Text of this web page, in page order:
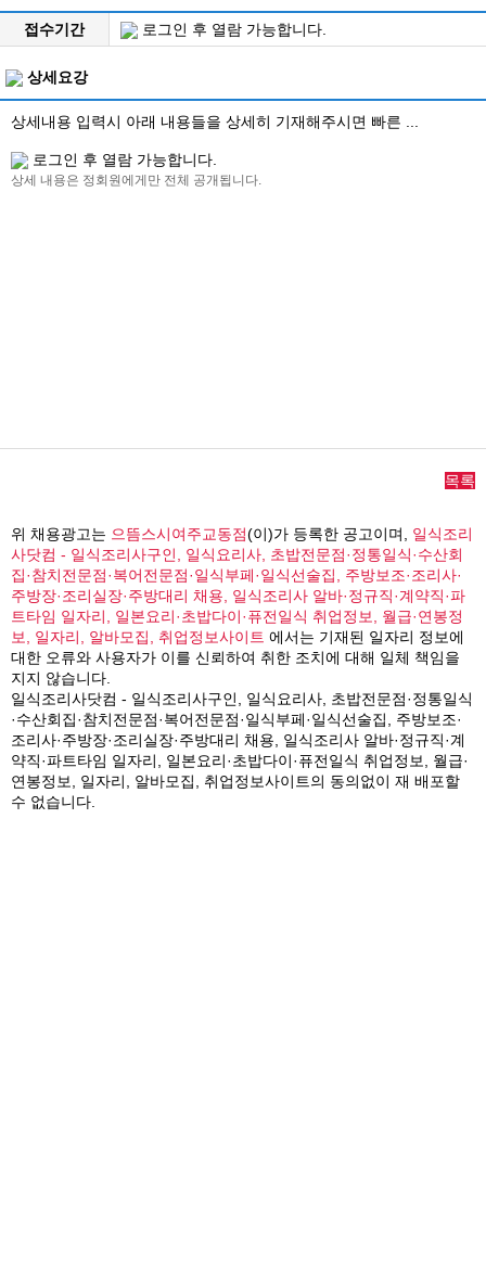
접수기간 로그인 후 열람 가능합니다.
상세요강
상세내용 입력시 아래 내용들을 상세히 기재해주시면 빠른 ...
로그인 후 열람 가능합니다.
상세 내용은 정회원에게만 전체 공개됩니다.
목록
위 채용광고는 으뜸스시여주교동점(이)가 등록한 공고이며, 일식조리
사닷컴 - 일식조리사구인, 일식요리사, 초밥전문점·정통일식·수산회
집·참치전문점·복어전문점·일식부페·일식선술집, 주방보조·조리사·
주방장·조리실장·주방대리 채용, 일식조리사 알바·정규직·계약직·파
트타임 일자리, 일본요리·초밥다이·퓨전일식 취업정보, 월급·연봉정
보, 일자리, 알바모집, 취업정보사이트 에서는 기재된 일자리 정보에
대한 오류와 사용자가 이를 신뢰하여 취한 조치에 대해 일체 책임을
지지 않습니다.
일식조리사닷컴 - 일식조리사구인, 일식요리사, 초밥전문점·정통일식
·수산회집·참치전문점·복어전문점·일식부페·일식선술집, 주방보조·
조리사·주방장·조리실장·주방대리 채용, 일식조리사 알바·정규직·계
약직·파트타임 일자리, 일본요리·초밥다이·퓨전일식 취업정보, 월급·
연봉정보, 일자리, 알바모집, 취업정보사이트의 동의없이 재 배포할
수 없습니다.